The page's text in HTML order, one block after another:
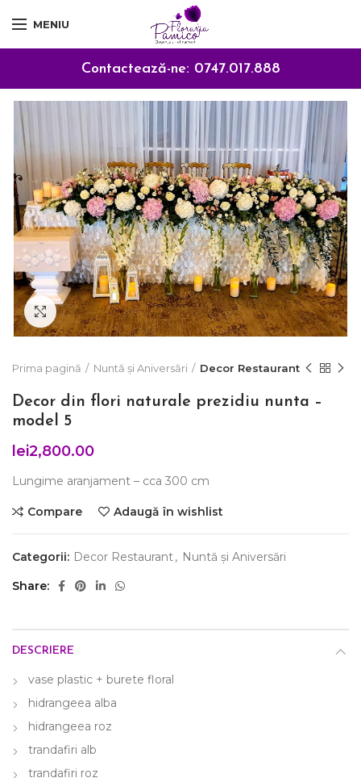
MENIU
Contactează-ne: 0747.017.888
Click to enlarge
Prima pagină Nuntă și Aniversări Decor Restaurant
Decor din flori naturale prezidiu nunta –
model 5
lei2,800.00
Lungime aranjament – cca 300 cm
Compare Adaugă în wishlist
Categorii: Decor Restaurant, Nuntă și Aniversări
Share
DESCRIERE
vase plastic + burete floral
hidrangeea alba
hidrangeea roz
trandafiri alb
trandafiri roz